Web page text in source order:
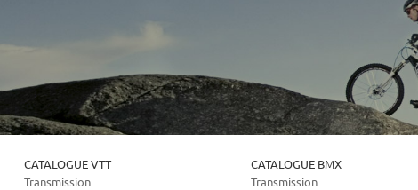
CATALOGUE VTT
Transmission
CATALOGUE BMX
Transmission